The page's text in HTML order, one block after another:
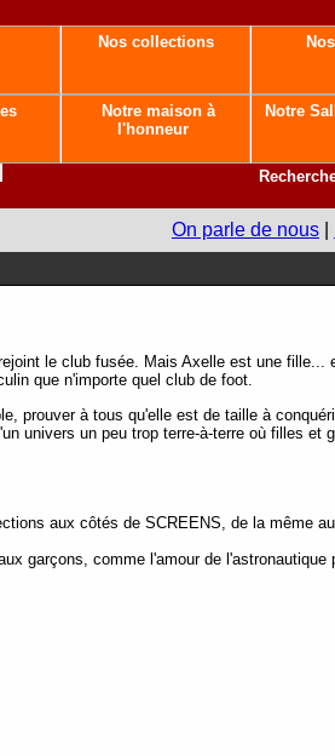
Nos collections
Notre maison à
l'honneur
Notre
On parle de nous
le club fusée. Mais Axelle est une fille...
que n'importe quel club de foot.
prouver à tous qu'elle est de taille à
univers un peu trop terre-à-terre où filles et
aux côtés de SCREENS, de la même
garçons, comme l'amour de l'astronautique